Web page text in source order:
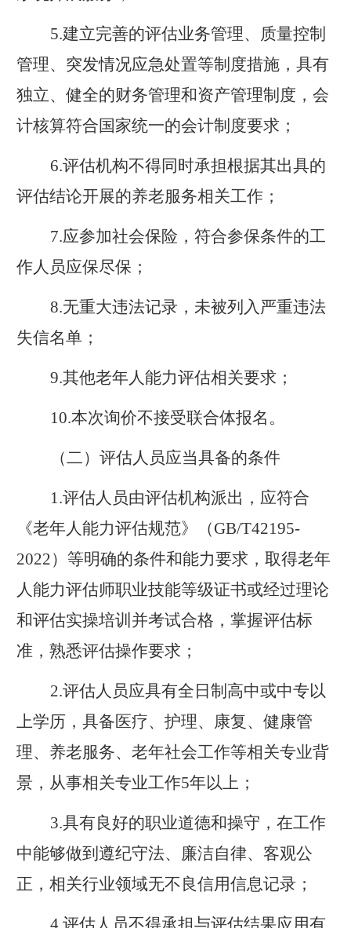
5.建立完善的评估业务管理、质量控制
管理、突发情况应急处置等制度措施，具有
独立、健全的财务管理和资产管理制度，会
计核算符合国家统一的会计制度要求；
6.评估机构不得同时承担根据其出具的
评估结论开展的养老服务相关工作；
7.应参加社会保险，符合参保条件的工
作人员应保尽保；
8.无重大违法记录，未被列入严重违法
失信名单；
9.其他老年人能力评估相关要求；
10.本次询价不接受联合体报名。
（二）评估人员应当具备的条件
1.评估人员由评估机构派出，应符合
《老年人能力评估规范》（GB/T42195-
2022）等明确的条件和能力要求，取得老年
人能力评估师职业技能等级证书或经过理论
和评估实操培训并考试合格，掌握评估标
准，熟悉评估操作要求；
2.评估人员应具有全日制高中或中专以
上学历，具备医疗、护理、康复、健康管
理、养老服务、老年社会工作等相关专业背
景，从事相关专业工作5年以上；
3.具有良好的职业道德和操守，在工作
中能够做到遵纪守法、廉洁自律、客观公
正，相关行业领域无不良信用信息记录；
4.评估人员不得承担与评估结果应用有